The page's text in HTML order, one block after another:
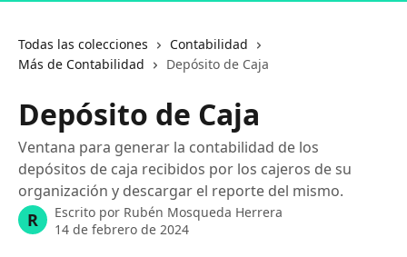
Todas las colecciones
Contabilidad
Más de Contabilidad
Depósito de Caja
Depósito de Caja
Ventana para generar la contabilidad de los
depósitos de caja recibidos por los cajeros de su
organización y descargar el reporte del mismo.
R Escrito por Rubén Mosqueda Herrera
14 de febrero de 2024